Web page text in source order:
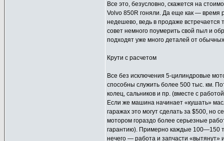
Все это, безусловно, скажется на
Volvo 850R гоняли. Да еще как — время
недешево, ведь в продаже
совет немного поумерить свой пыл и
подходят уже много деталей от
Крути с расчетом
Все без исключения 5-цилиндровые
способны служить более 500 тыс. км.
колец, сальников и пр. (вместе с
Если же машина начинает «кушать»
гаражах это могут сделать за $500, но
мотором гораздо более серьезные
гарантию). Примерно каждые 100—150
нечего — работа и запчасти «вытянут»